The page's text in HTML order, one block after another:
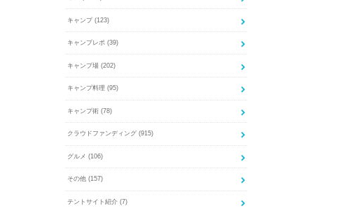
キャンプ (123)
キャンプレポ (39)
キャンプ場 (202)
キャンプ料理 (95)
キャンプ術 (78)
クラウドファンディング (915)
グルメ (106)
その他 (157)
テントサイト紹介 (7)